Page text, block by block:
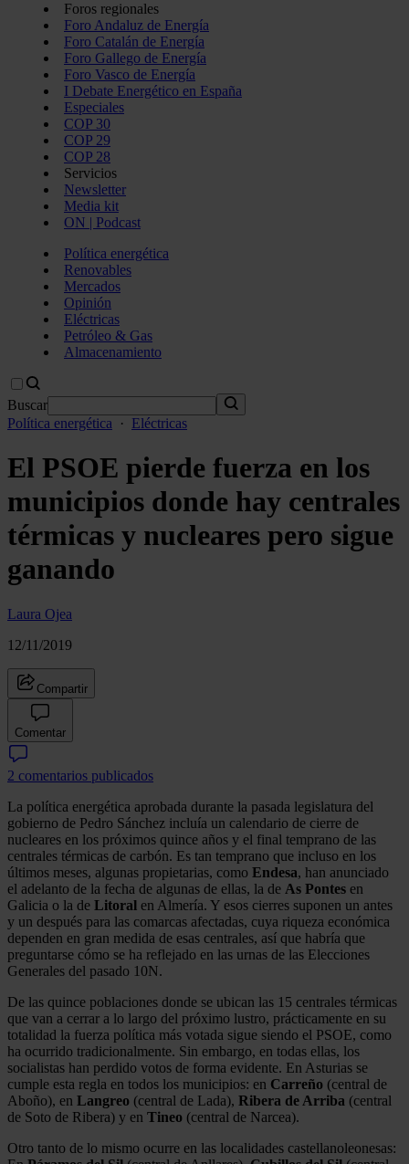
Foros regionales
Foro Andaluz de Energía
Foro Catalán de Energía
Foro Gallego de Energía
Foro Vasco de Energía
I Debate Energético en España
Especiales
COP 30
COP 29
COP 28
Servicios
Newsletter
Media kit
ON | Podcast
Política energética
Renovables
Mercados
Opinión
Eléctricas
Petróleo & Gas
Almacenamiento
Buscar
Política energética
· Eléctricas
El PSOE pierde fuerza en los
municipios donde hay centrales
térmicas y nucleares pero sigue
ganando
Laura Ojea
12/11/2019
Compartir
Comentar
2 comentarios publicados
La política energética aprobada durante la pasada legislatura del
gobierno de Pedro Sánchez incluía un calendario de cierre de
nucleares en los próximos quince años y el final temprano de las
centrales térmicas de carbón. Es tan temprano que incluso en los
últimos meses, algunas propietarias, como Endesa, han anunciado
el adelanto de la fecha de algunas de ellas, la de As Pontes en
Galicia o la de Litoral en Almería. Y esos cierres suponen un antes
y un después para las comarcas afectadas, cuya riqueza económica
dependen en gran medida de esas centrales, así que habría que
preguntarse cómo se ha reflejado en las urnas de las Elecciones
Generales del pasado 10N.
De las quince poblaciones donde se ubican las 15 centrales térmicas
que van a cerrar a lo largo del próximo lustro, prácticamente en su
totalidad la fuerza política más votada sigue siendo el PSOE, como
ha ocurrido tradicionalmente. Sin embargo, en todas ellas, los
socialistas han perdido votos de forma evidente. En Asturias se
cumple esta regla en todos los municipios: en Carreño (central de
Aboño), en Langreo (central de Lada), Ribera de Arriba (central
de Soto de Ribera) y en Tineo (central de Narcea).
Otro tanto de lo mismo ocurre en las localidades castellanoleonesas: